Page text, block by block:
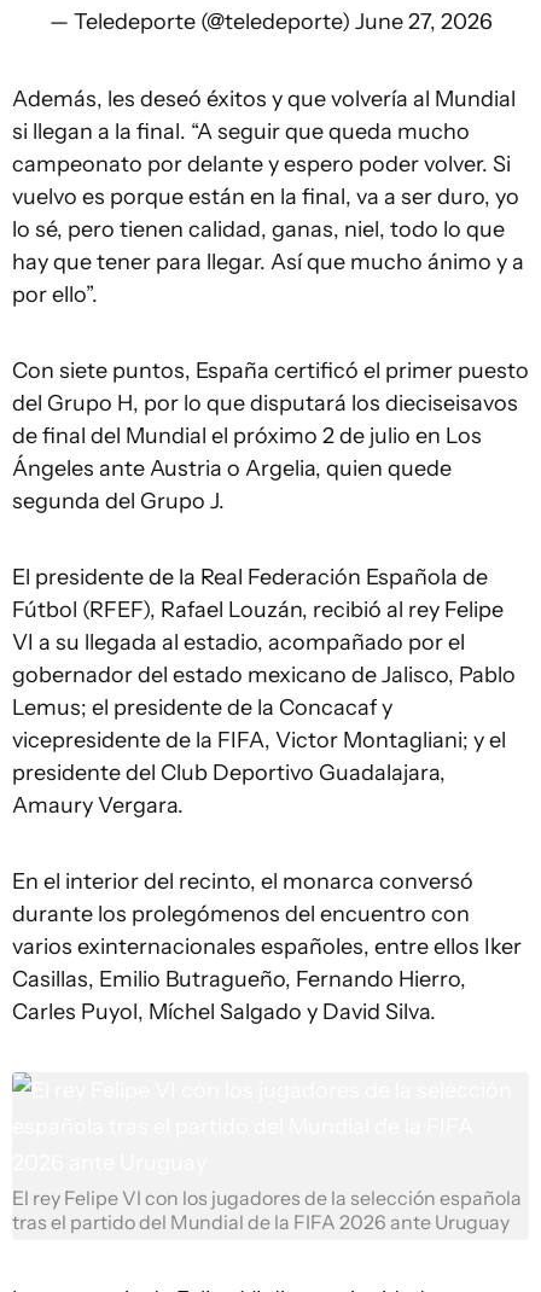
— Teledeporte (@teledeporte) June 27, 2026
Además, les deseó éxitos y que volvería al Mundial
si llegan a la final. “A seguir que queda mucho
campeonato por delante y espero poder volver. Si
vuelvo es porque están en la final, va a ser duro, yo
lo sé, pero tienen calidad, ganas, niel, todo lo que
hay que tener para llegar. Así que mucho ánimo y a
por ello”.
Con siete puntos, España certificó el primer puesto
del Grupo H, por lo que disputará los dieciseisavos
de final del Mundial el próximo 2 de julio en Los
Ángeles ante Austria o Argelia, quien quede
segunda del Grupo J.
El presidente de la Real Federación Española de
Fútbol (RFEF), Rafael Louzán, recibió al rey Felipe
VI a su llegada al estadio, acompañado por el
gobernador del estado mexicano de Jalisco, Pablo
Lemus; el presidente de la Concacaf y
vicepresidente de la FIFA, Victor Montagliani; y el
presidente del Club Deportivo Guadalajara,
Amaury Vergara.
En el interior del recinto, el monarca conversó
durante los prolegómenos del encuentro con
varios exinternacionales españoles, entre ellos Iker
Casillas, Emilio Butragueño, Fernando Hierro,
Carles Puyol, Míchel Salgado y David Silva.
El rey Felipe VI con los jugadores de la selección española
tras el partido del Mundial de la FIFA 2026 ante Uruguay